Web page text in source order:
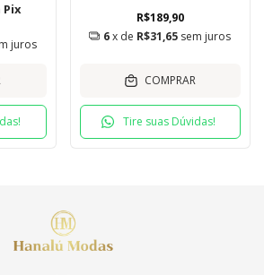
Pix
juros
R$189,90
6x de R$31,65 sem juros
COMPRAR
Tire suas Dúvidas!